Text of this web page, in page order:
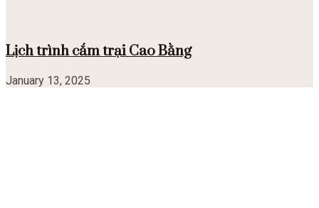
Lịch trình cắm trại Cao Bằng
January 13, 2025